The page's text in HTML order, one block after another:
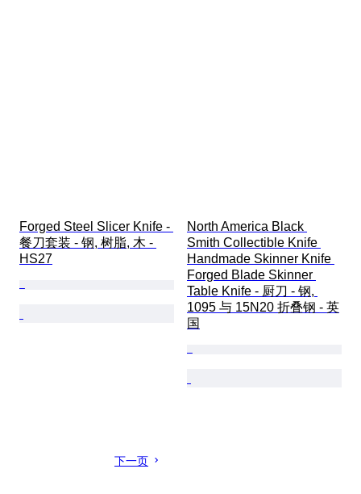
Forged Steel Slicer Knife -
餐刀套装 - 钢, 树脂, 木 -
HS27
North America Black
Smith Collectible Knife
Handmade Skinner Knife
Forged Blade Skinner
Table Knife - 厨刀 - 钢,
1095 与 15N20 折叠钢 - 英
国
下一页